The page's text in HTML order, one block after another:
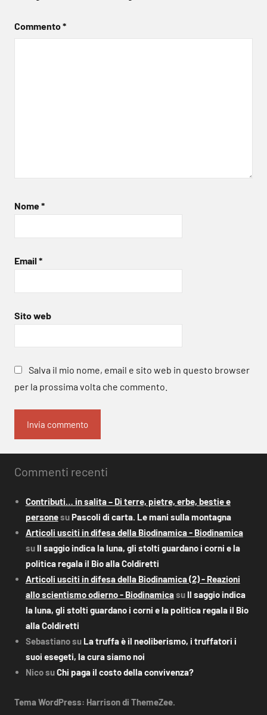
Commento*
Nome*
Email *
Sito web
Salva il mio nome, email e sito web in questo browser
per la prossima volta che commento.
Commenti recenti
Contributi… in salita – Di terre, pietre, erbe, bestie e
personesuPascoli di carta. Le mani sulla montagna
Articoli usciti in difesa della Biodinamica - Biodinamica
su Il saggio indica la luna, gli stolti guardano i corni e la
politica regala il Bio alla Coldiretti
Articoli usciti in difesa della Biodinamica (2) - Reazioni
allo scientismo odierno - Biodinamicasu Il saggio indica
la luna, gli stolti guardano i corni e la politica regala il Bio
alla Coldiretti
Sebastianosu La truffa è il neoliberismo, i truffatori i
suoi esegeti, la cura siamo noi
NicosuChi paga il costo della convivenza?
Tema WordPress: Harrison di ThemeZee.